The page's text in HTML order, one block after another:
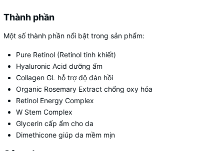
Thành phần
Một số thành phần nổi bật trong sản phẩm:
Pure Retinol (Retinol tinh khiết)
Hyaluronic Acid dưỡng ẩm
Collagen GL hỗ trợ độ đàn hồi
Organic Rosemary Extract chống oxy hóa
Retinol Energy Complex
W Stem Complex
Glycerin cấp ẩm cho da
Dimethicone giúp da mềm mịn